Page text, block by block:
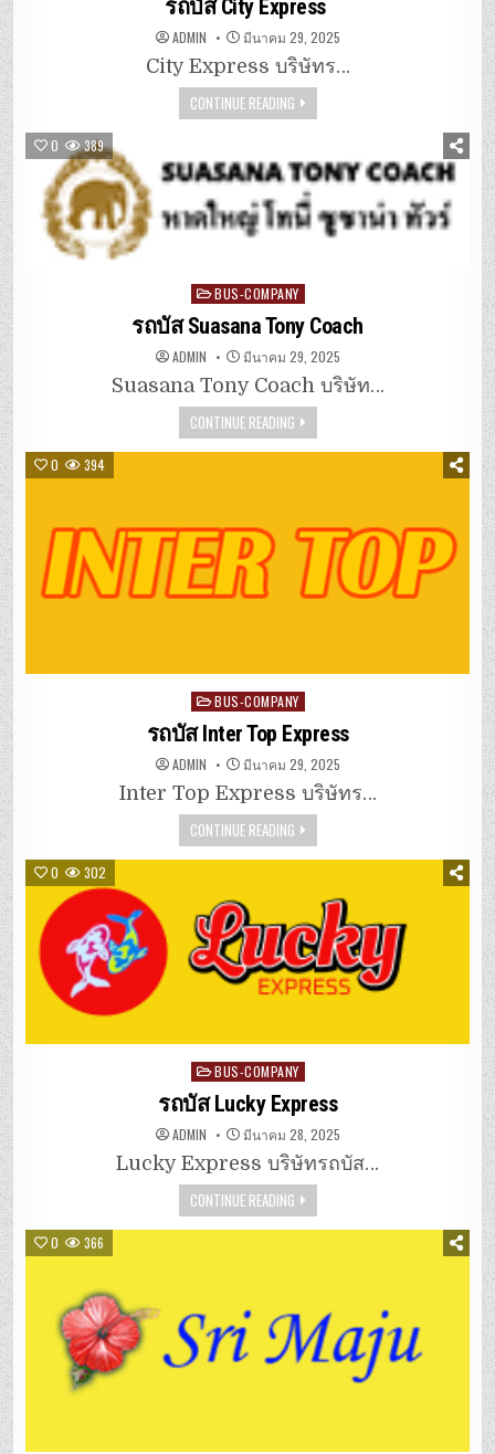
รถบัส City Express
ADMIN มีนาคม 29, 2025
City Express บริษัทร…
CONTINUE READING
0 389
Posted
in
BUS-COMPANY
รถบัส Suasana Tony Coach
ADMIN มีนาคม 29, 2025
Suasana Tony Coach บริษัท…
CONTINUE READING
0 394
Posted
in
BUS-COMPANY
รถบัส Inter Top Express
ADMIN มีนาคม 29, 2025
Inter Top Express บริษัทร…
CONTINUE READING
0 302
Posted
in
BUS-COMPANY
รถบัส Lucky Express
ADMIN มีนาคม 28, 2025
Lucky Express บริษัทรถบัส…
CONTINUE READING
0 366